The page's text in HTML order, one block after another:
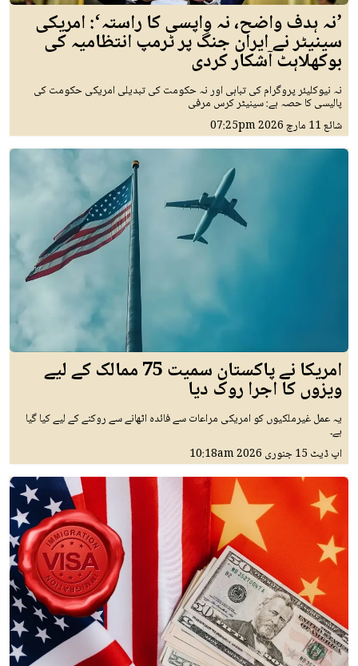
’نہ ہدف واضح، نہ واپسی کا راستہ‘: امریکی
سینیٹر نے ایران جنگ پر ٹرمپ انتظامیہ کی
بوکھلاہٹ آشکار کردی
نہ نیوکلیئر پروگرام کی تباہی اور نہ حکومت کی تبدیلی امریکی حکومت کی
پالیسی کا حصہ ہے: سینیٹر کرس مرفی
شائع11 مارچ 2026 07:25pm
امریکا نے پاکستان سمیت 75 ممالک کے لیے
ویزوں کا اجرا روک دیا
یہ عمل غیرملکیوں کو امریکی مراعات سے فائدہ اٹھانے سے روکنے کے لیے کیا گیا
ہے۔
اپ ڈیٹ 15 جنوری 2026 10:18am